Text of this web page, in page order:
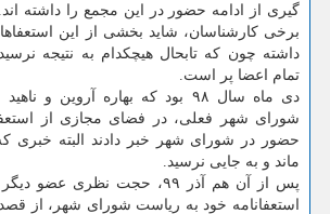
گیری از ادامه حضور در این مجمع را داشته
برخی کارشناسان، شاید بخشی از این
داشته چون که تابحال هیچکدام به نتیجه
تمام اعضا پر است.
دی ماه سال ۹۸ بود که بهاره آروین
شورای شهر فعلی، در فضای مجازی از
حضور در شورای شهر خبر دادند البته خبری
ماند و به جایی نرسید.
پس از آن هم آذر ۹۹، حجت نظری
استعفانامه خود به ریاست شورای شهر، از